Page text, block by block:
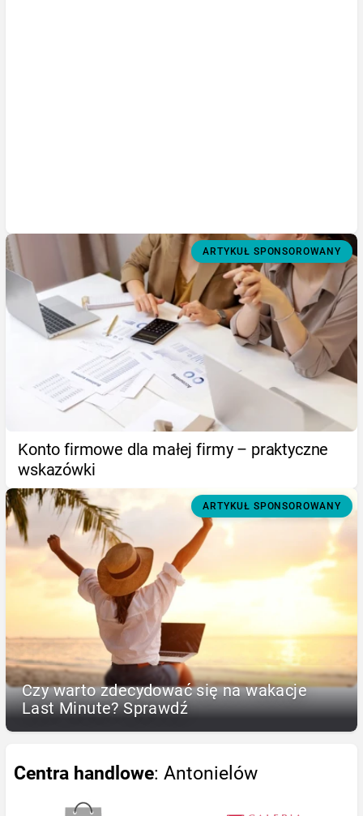
ARTYKUŁ SPONSOROWANY
Konto firmowe dla małej firmy – praktyczne
wskazówki
ARTYKUŁ SPONSOROWANY
Czy warto zdecydować się na wakacje
Last Minute? Sprawdź
Centra handlowe: Antonielów